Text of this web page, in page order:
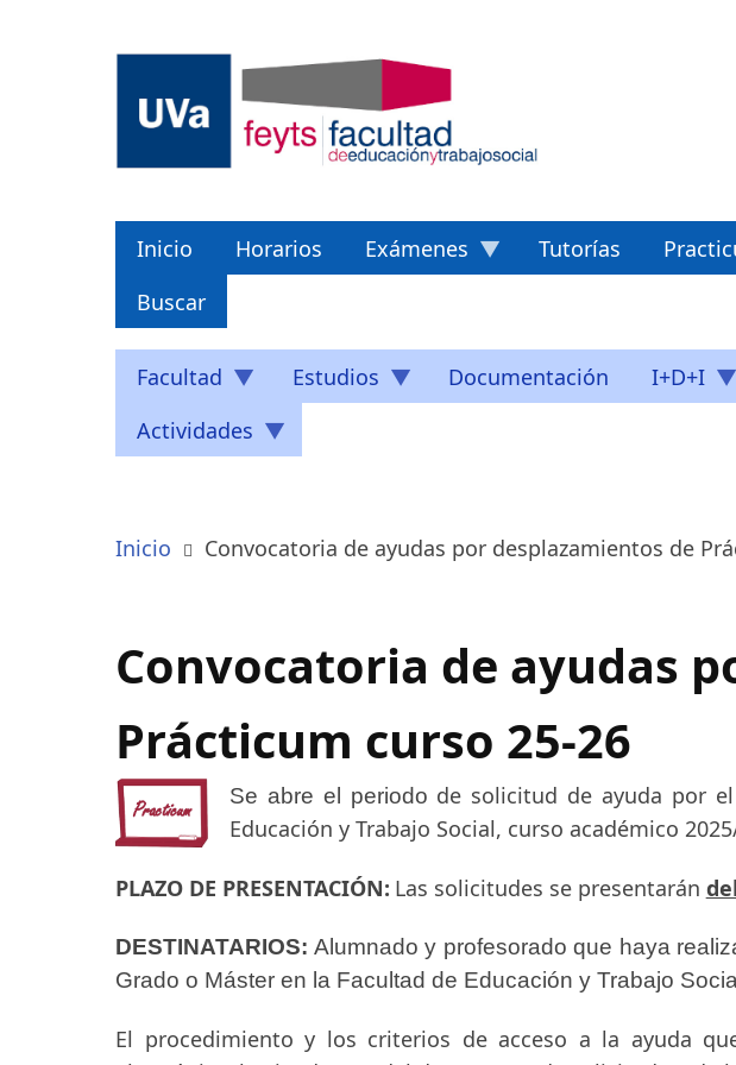
Inicio Horarios Exámenes Tutorías
Buscar
Facultad Estudios Documentación I+D+I
Actividades
Inicio Convocatoria de ayudas por desplazamientos de
Convocatoria de ayudas
Prácticum curso 25-26
Se abre el periodo de solicitud de ayuda por
Educación y Trabajo Social, curso académico
PLAZO DE PRESENTACIÓN: Las solicitudes se presentarán del
DESTINATARIOS: Alumnado y profesorado que haya
Grado o Máster en la Facultad de Educación y Trabajo
El procedimiento y los criterios de acceso a la ayuda